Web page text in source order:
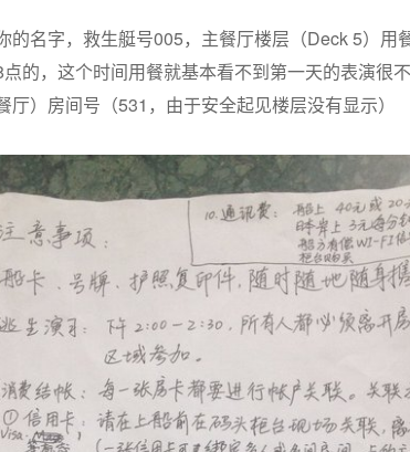
的名字，救生艇号005，主餐厅楼层（Deck 5）用
的，这个时间用餐就基本看不到第一天的表演很
厅）房间号（531，由于安全起见楼层没有显示）